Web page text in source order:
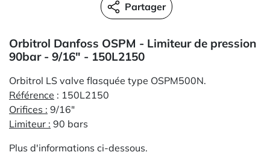
Partager
Orbitrol Danfoss OSPM - Limiteur de pression
90bar - 9/16" - 150L2150
Orbitrol LS valve flasquée type OSPM500N.
Référence : 150L2150
Orifices : 9/16"
Limiteur : 90 bars
Plus d'informations ci-dessous.